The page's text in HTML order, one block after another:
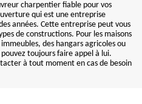
charpentier fiable pour vos
qui est une entreprise
années. Cette entreprise peut vous
de constructions. Pour les maisons
des hangars agricoles ou
toujours faire appel à lui.
à tout moment en cas de besoin